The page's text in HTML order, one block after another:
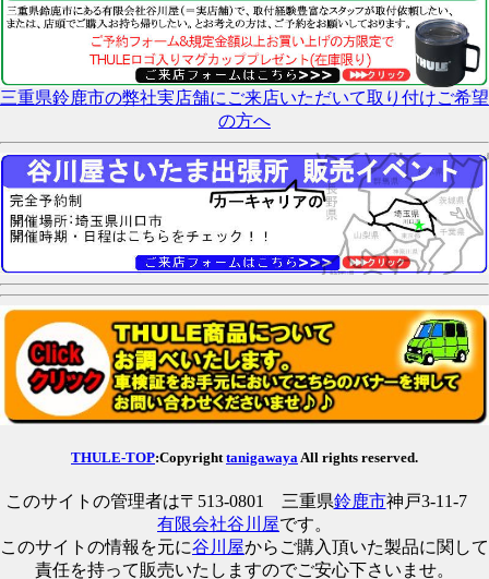
三重県鈴鹿市の弊社実店舗にご来店いただいて取り付けご希望
の方へ
THULE-TOP:CopyrighttanigawayaAll rights reserved.
このサイトの管理者は〒513-0801 三重県鈴鹿市神戸3-11-7
有限会社谷川屋です。
このサイトの情報を元に谷川屋からご購入頂いた製品に関して
責任を持って販売いたしますのでご安心下さいませ。